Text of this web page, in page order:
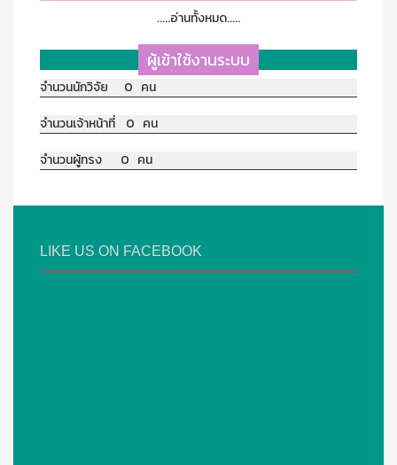
.....อ่านทั้งหมด.....
ผู้เข้าใช้งานระบบ
จำนวนนักวิจัย 0 คน
จำนวนเจ้าหน้าที่ 0 คน
จำนวนผู้ทรง 0 คน
LIKE US ON FACEBOOK